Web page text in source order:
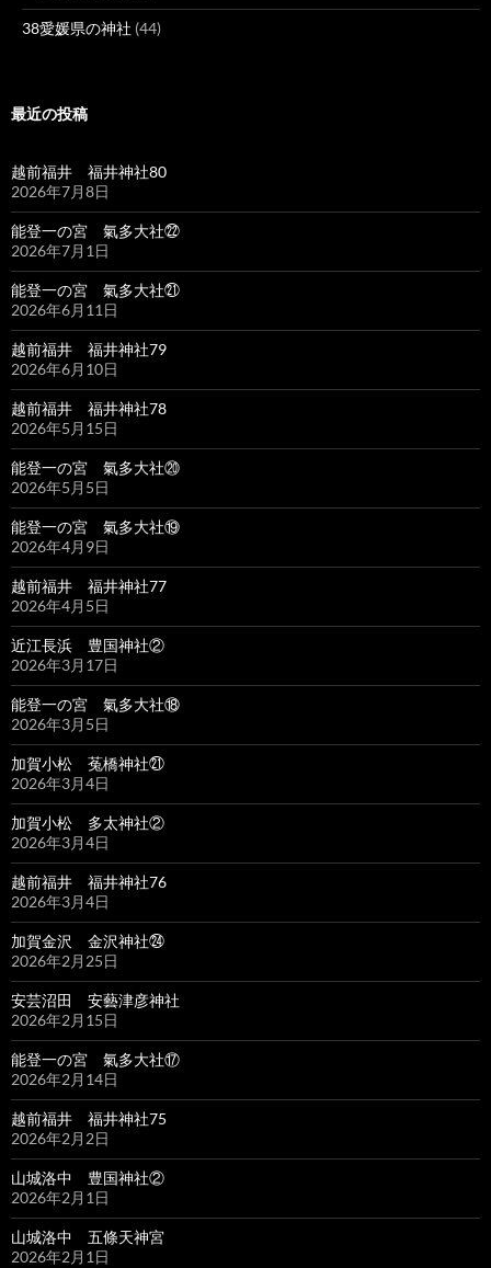
38愛媛県の神社 (44)
最近の投稿
越前福井 福井神社80
2026年7月8日
能登一の宮 氣多大社㉒
2026年7月1日
能登一の宮 氣多大社㉑
2026年6月11日
越前福井 福井神社79
2026年6月10日
越前福井 福井神社78
2026年5月15日
能登一の宮 氣多大社⑳
2026年5月5日
能登一の宮 氣多大社⑲
2026年4月9日
越前福井 福井神社77
2026年4月5日
近江長浜 豊国神社②
2026年3月17日
能登一の宮 氣多大社⑱
2026年3月5日
加賀小松 菟橋神社㉑
2026年3月4日
加賀小松 多太神社②
2026年3月4日
越前福井 福井神社76
2026年3月4日
加賀金沢 金沢神社㉔
2026年2月25日
安芸沼田 安藝津彦神社
2026年2月15日
能登一の宮 氣多大社⑰
2026年2月14日
越前福井 福井神社75
2026年2月2日
山城洛中 豊国神社②
2026年2月1日
山城洛中 五條天神宮
2026年2月1日